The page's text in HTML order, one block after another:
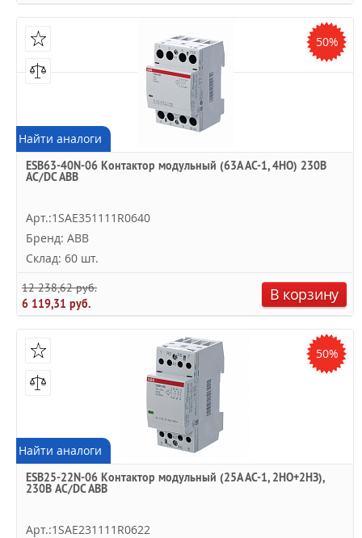
50%
Найти аналоги
ESB63-40N-06 Контактор модульный (63А АС-1, 4НО) 230В
AC/DC ABB
Арт.:1SAE351111R0640
Бренд: ABB
Склад: 60 шт.
12 238,62 руб.
6 119,31 руб.
В корзину
50%
Найти аналоги
ESB25-22N-06 Контактор модульный (25А АС-1, 2НО+2НЗ),
230В AC/DC ABB
Арт.:1SAE231111R0622